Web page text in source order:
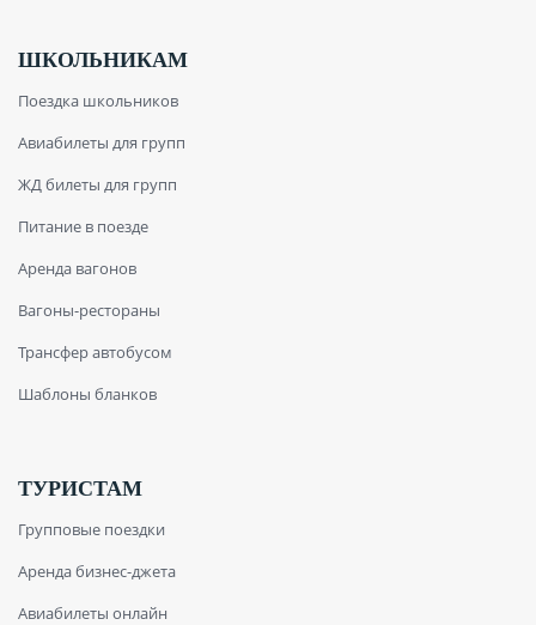
ШКОЛЬНИКАМ
Поездка школьников
Авиабилеты для групп
ЖД билеты для групп
Питание в поезде
Аренда вагонов
Вагоны-рестораны
Трансфер автобусом
Шаблоны бланков
ТУРИСТАМ
Групповые поездки
Аренда бизнес-джета
Авиабилеты онлайн